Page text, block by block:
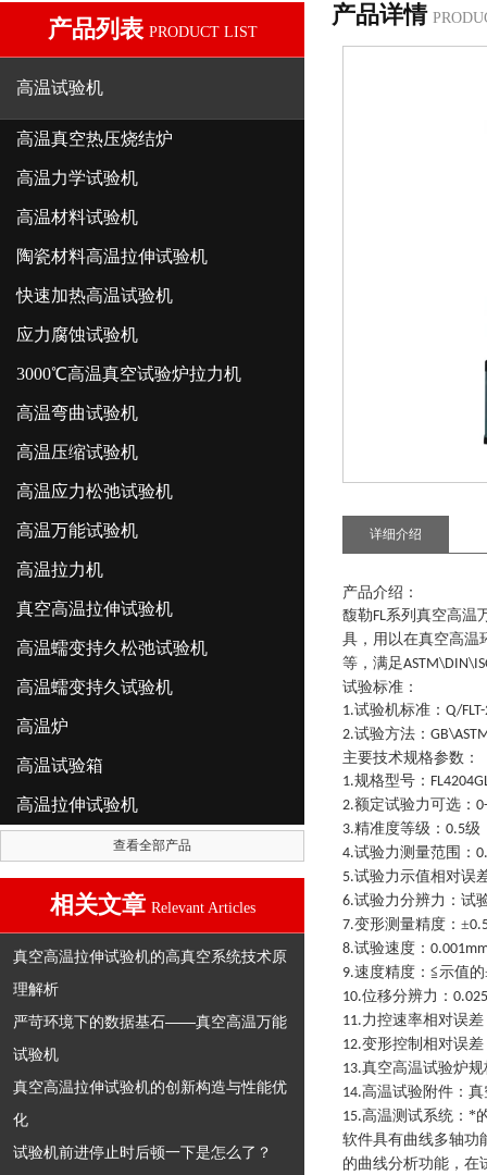
产品列表 PRODUCT LIST
高温试验机
高温真空热压烧结炉
高温力学试验机
高温材料试验机
陶瓷材料高温拉伸试验机
快速加热高温试验机
应力腐蚀试验机
3000℃高温真空试验炉拉力机
高温弯曲试验机
高温压缩试验机
高温应力松弛试验机
高温万能试验机
高温拉力机
真空高温拉伸试验机
高温蠕变持久松弛试验机
高温蠕变持久试验机
高温炉
高温试验箱
高温拉伸试验机
查看全部产品
相关文章 Relevant Articles
真空高温拉伸试验机的高真空系统技术原
理解析
严苛环境下的数据基石——真空高温万能
试验机
真空高温拉伸试验机的创新构造与性能优
化
试验机前进停止时后顿一下是怎么了？
产品详情
详细介绍
产品介绍：
馥勒FL系列 真空高温
具，用以在真空高温
等 ， 满足
试验标准：
1.试验机标准 ： Q/
2.试验方法 ：
主要技术规格参数 ：
1.规格型号 ：
2.额定试验力可选 ：
3.精准度等级 ： 0.5级
4.试验力测量范围 ：
5.试验力示值相对误
6.试验力分辨力 ： 试
7.变形测量精度 ： ±
8.试验速度 ：
9.速度精度 ： ≦示值
10.位移分辨力 ：
11.力控速率相对误差
12.变形控制相对误差
13.真空高温试验炉规
14.高温试验附件 ： 真
15.高温测试系统 ： *
软件具有曲线多轴功
的曲线分析功能，在